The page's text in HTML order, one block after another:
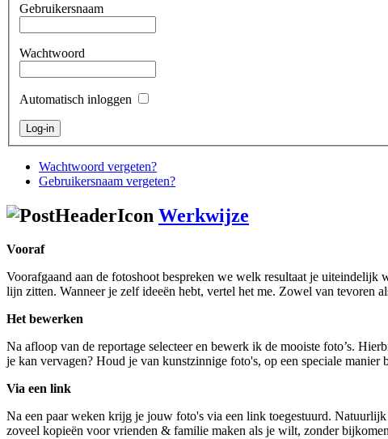
Gebruikersnaam
Wachtwoord
Automatisch inloggen
Wachtwoord vergeten?
Gebruikersnaam vergeten?
Werkwijze
Vooraf
Voorafgaand aan de fotoshoot bespreken we welk resultaat je uiteindelijk
lijn zitten. Wanneer je zelf ideeën hebt, vertel het me. Zowel van tevoren
Het bewerken
Na afloop van de reportage selecteer en bewerk ik de mooiste foto’s.
je kan vervagen? Houd je van kunstzinnige foto's, op een speciale
Via een link
Na een paar weken krijg je jouw foto's via een link toegestuurd.
zoveel kopieën voor vrienden & familie maken als je wilt, zonder